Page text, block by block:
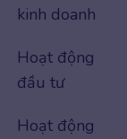
kinh doanh
Hoạt động
đầu tư
Hoạt động